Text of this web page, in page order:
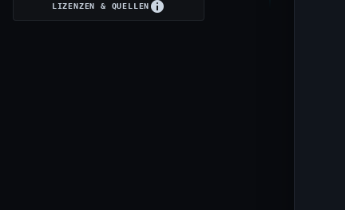
LIZENZEN & QUELLEN